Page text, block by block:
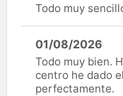
Todo muy
01/08/2026
Todo muy bien.
centro he dado
perfectamente.